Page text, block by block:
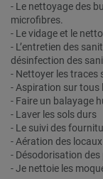
- Le nettoyage des
microfibres.
- Le vidage et le
- L’entretien des
désinfection des
- Nettoyer les traces
- Aspiration sur tous
- Faire un balayage
- Laver les sols durs
- Le suivi des
- Aération des locaux
- Désodorisation des
- Je nettoie les